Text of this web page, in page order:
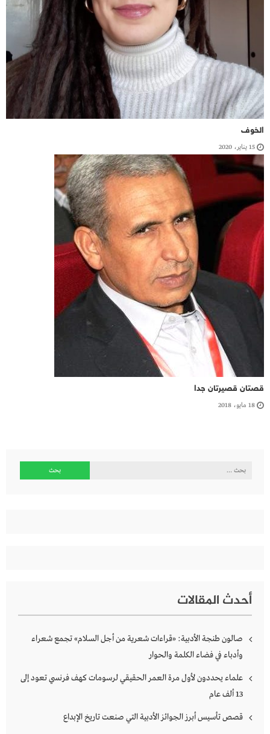
الخوف
15 يناير، 2020
قصتان قصيرتان جدا
18 مايو، 2018
البحث
أحدث المقالات
صالون طنجة الأدبية: «قراءات شعرية من أجل السلام» تجمع شعراء
وأدباء في فضاء الكلمة والحوار
علماء يحددون لأول مرة العمر الحقيقي لرسومات كهف فرنسي تعود إلى
13 ألف عام
قصص تأسيس أبرز الجوائز الأدبية التي صنعت تاريخ الإبداع